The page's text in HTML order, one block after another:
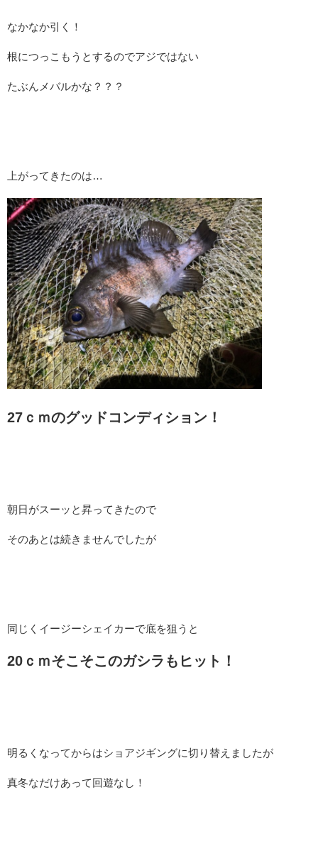
なかなか引く！
根につっこもうとするのでアジではない
たぶんメバルかな？？？
上がってきたのは…
27ｃｍのグッドコンディション！
朝日がスーッと昇ってきたので
そのあとは続きませんでしたが
同じくイージーシェイカーで底を狙うと
20ｃｍそこそこのガシラもヒット！
明るくなってからはショアジギングに切り替えましたが
真冬なだけあって回遊なし！